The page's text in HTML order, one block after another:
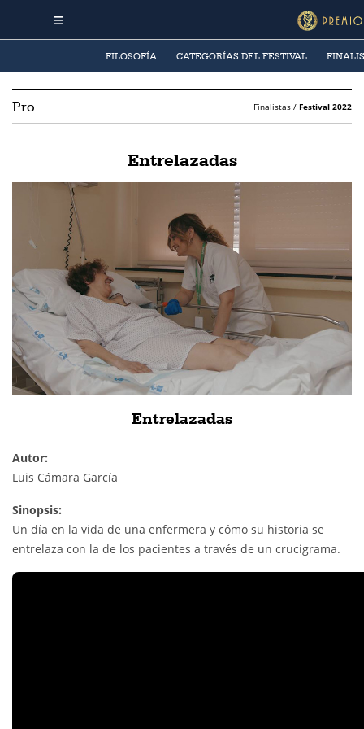
FILOSOFÍA CATEGORÍAS DEL FESTIVAL
Pro Finalistas / Festival 2022
Entrelazadas
Entrelazadas
Autor:
Luis Cámara García
Sinopsis:
Un día en la vida de una enfermera y cómo su historia se
entrelaza con la de los pacientes a través de un crucigrama.